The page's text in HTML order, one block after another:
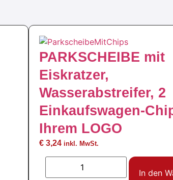
PARKSCHEIBE mit
Eiskratzer,
Wasserabstreifer, 2
Einkaufswagen-
Ihrem LOGO
€ 3,24 inkl. MwSt.
In den